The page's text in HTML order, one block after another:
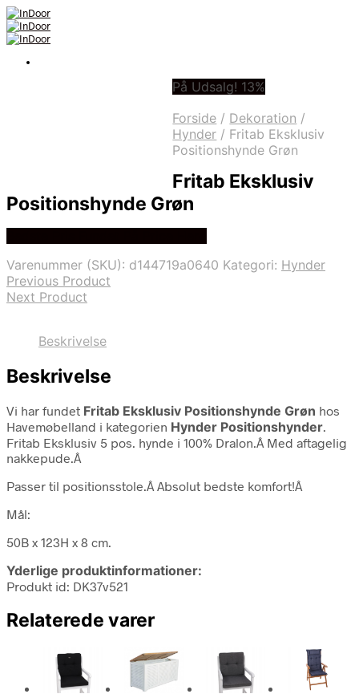
På Udsalg! 13%
Forside / Dekoration /
Hynder / Fritab Eksklusiv
Positionshynde Grøn
Fritab Eksklusiv
Positionshynde Grøn
Varenummer (SKU): d144719a0640 Kategori: Hynder
Previous Product
Next Product
Beskrivelse
Beskrivelse
Vi har fundet Fritab Eksklusiv Positionshynde Grøn hos
Havemøbelland i kategorien Hynder Positionshynder.
Fritab Eksklusiv 5 pos. hynde i 100% Dralon.Â Med aftagelig
nakkepude.Â
Passer til positionsstole.Â Absolut bedste komfort!Â
Mål:
50B x 123H x 8 cm.
Yderlige produktinformationer:
Produkt id: DK37v521
Relaterede varer